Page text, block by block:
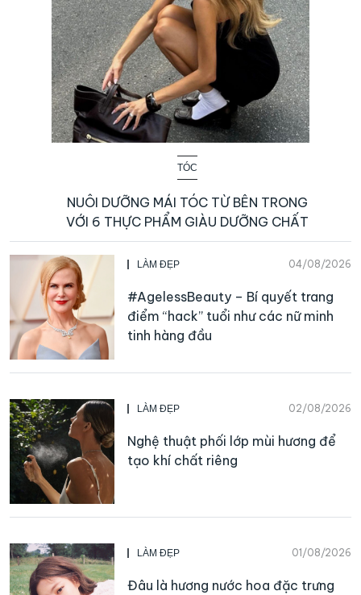
TÓC
NUÔI DƯỠNG MÁI TÓC TỪ BÊN TRONG
VỚI 6 THỰC PHẨM GIÀU DƯỠNG CHẤT
LÀM ĐẸP 04/08/2026
#AgelessBeauty – Bí quyết trang
điểm “hack” tuổi như các nữ minh
tinh hàng đầu
LÀM ĐẸP 02/08/2026
Nghệ thuật phối lớp mùi hương để
tạo khí chất riêng
LÀM ĐẸP 01/08/2026
Đâu là hương nước hoa đặc trưng